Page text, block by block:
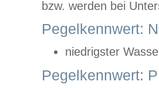
bzw. werden bei
Pegelkennwert:
niedrigster
Pegelkennwert: